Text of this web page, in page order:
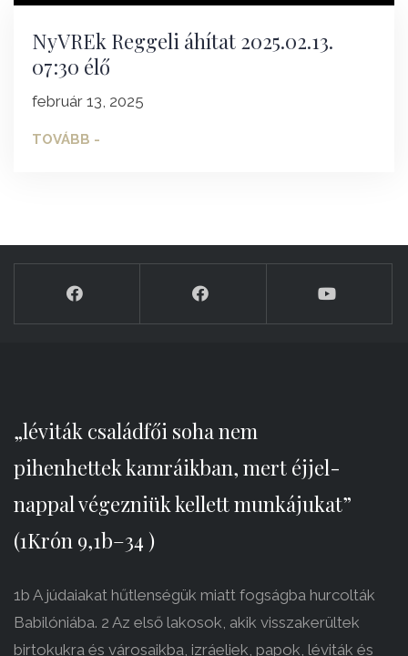
NyVREk Reggeli áhítat 2025.02.13.
07:30 élő
február 13, 2025
TOVÁBB -
„léviták családfői soha nem
pihenhettek kamráikban, mert éjjel-
nappal végezniük kellett munkájukat”
(1Krón 9,1b–34 )
1b A júdaiakat hűtlenségük miatt fogságba hurcolták
Babilóniába. 2 Az első lakosok, akik visszakerültek
birtokukra és városaikba, izráeliek, papok, léviták és